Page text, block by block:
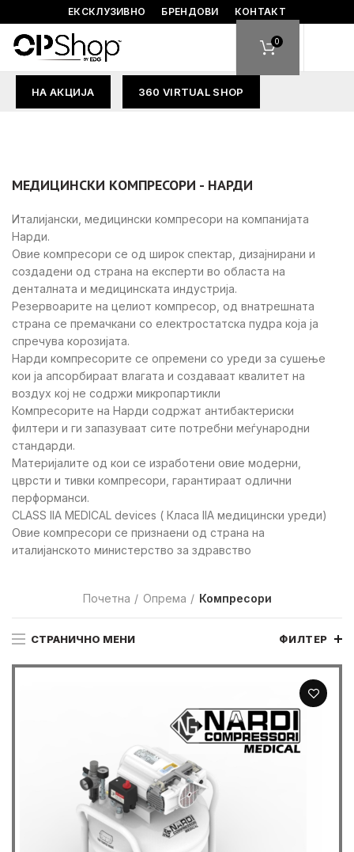
ЕКСКЛУЗИВНО БРЕНДОВИ КОНТАКТ
0
НА АКЦИЈА 360 VIRTUAL SHOP
МЕДИЦИНСКИ КОМПРЕСОРИ - НАРДИ
Италијански, медицински компресори на компанијата
Нарди.
Овие компресори се од широк спектар, дизајнирани и
создадени од страна на експерти во областа на
денталната и медицинската индустрија.
Резервоарите на целиот компресор, од внатрешната
страна се премачкани со електростатска пудра која ја
спречува корозијата.
Нарди компресорите се опремени со уреди за сушење
кои ја апсорбираат влагата и создаваат квалитет на
воздух кој не содржи микропартикли
Компресорите на Нарди содржат антибактериски
филтери и ги запазуваат сите потребни меѓународни
стандарди.
Материјалите од кои се изработени овие модерни,
цврсти и тивки компресори, гарантираат одлични
перформанси.
CLASS IIA MEDICAL devices ( Класа IIA медицински уреди)
Овие компресори се признаени од страна на
италијанското министерство за здравство
Почетна Опрема Компресори
СТРАНИЧНО МЕНИ ФИЛТЕР